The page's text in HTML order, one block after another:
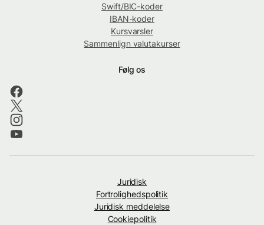
Swift/BIC-koder
IBAN-koder
Kursvarsler
Sammenlign valutakurser
Følg os
Juridisk
Fortrolighedspolitik
Juridisk meddelelse
Cookiepolitik